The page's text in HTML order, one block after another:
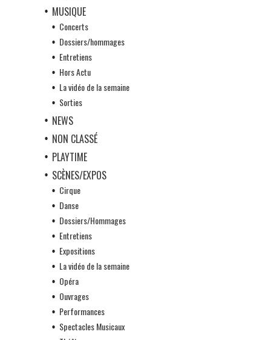
MUSIQUE
Concerts
Dossiers/hommages
Entretiens
Hors Actu
La vidéo de la semaine
Sorties
NEWS
NON CLASSÉ
PLAYTIME
SCÈNES/EXPOS
Cirque
Danse
Dossiers/Hommages
Entretiens
Expositions
La vidéo de la semaine
Opéra
Ouvrages
Performances
Spectacles Musicaux